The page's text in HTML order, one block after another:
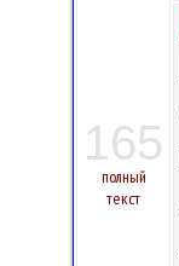
165
полный
текст